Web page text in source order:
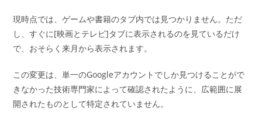
現時点では、ゲームや書籍のタブ内では見つかりません。ただ
し、すぐに[映画とテレビ]タブに表示されるのを見ているだけ
で、おそらく来月から表示されます。
この変更は、単一のGoogleアカウントでしか見つけることがで
きなかった技術専門家によって確認されたように、広範囲に展
開されたものとして特定されていません。